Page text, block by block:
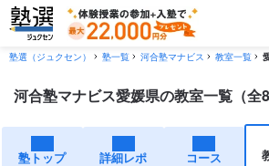
塾選（ジュクセン） 塾一覧 河合塾マナビス 教室一覧
河合塾マナビス愛媛県の教室一覧（全8
塾トップ 詳細レポ コース